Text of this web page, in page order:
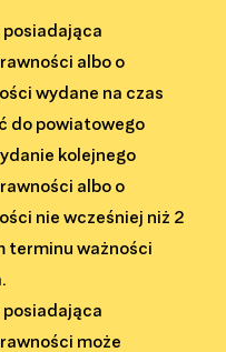
posiadająca
albo o
wydane na czas
do powiatowego
kolejnego
albo o
nie wcześniej niż 2
terminu ważności
posiadająca
może